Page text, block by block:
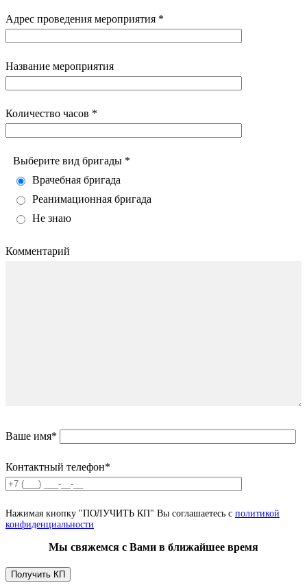
Адрес проведения мероприятия *
Название мероприятия
Количество часов *
Выберите вид бригады *
Врачебная бригада
Реанимационная бригада
Не знаю
Комментарий
Ваше имя*
Контактный телефон*
Нажимая кнопку "ПОЛУЧИТЬ КП" Вы соглашаетесь с политикой
конфиденциальности
Мы свяжемся с Вами в ближайшее время